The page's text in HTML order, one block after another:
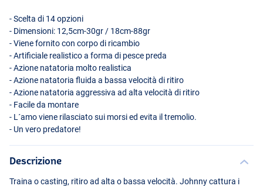
- Scelta di 14 opzioni
- Dimensioni: 12,5cm-30gr / 18cm-88gr
- Viene fornito con corpo di ricambio
- Artificiale realistico a forma di pesce preda
- Azione natatoria molto realistica
- Azione natatoria fluida a bassa velocità di ritiro
- Azione natatoria aggressiva ad alta velocità di ritiro
- Facile da montare
- L´amo viene rilasciato sui morsi ed evita il tremolio.
- Un vero predatore!
Descrizione
Traina o casting, ritiro ad alta o bassa velocità. Johnny cattura i